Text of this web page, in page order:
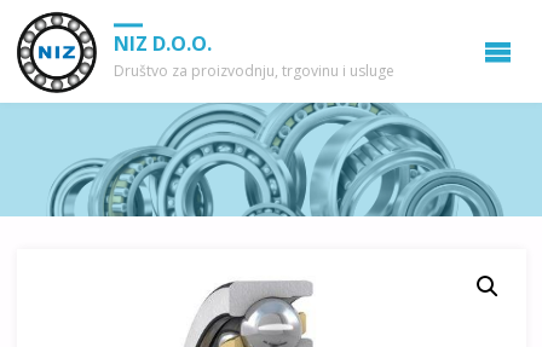
NIZ D.O.O.
Društvo za proizvodnju, trgovinu i usluge